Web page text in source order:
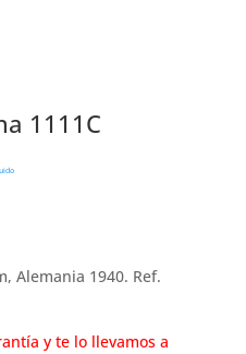
1111C
Alemania 1940. Ref.
y te lo llevamos a